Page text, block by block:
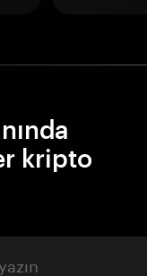
kripto